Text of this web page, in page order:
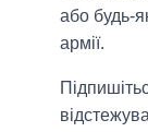
або будь-
армії.